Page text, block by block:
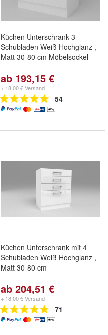
Küchen Unterschrank 3
Schubladen Weiß Hochglanz ,
Matt 30-80 cm Möbelsockel
ab 193,15 €
+ 18,00 € Versand
54
Küchen Unterschrank mit 4
Schubladen Weiß Hochglanz ,
Matt 30-80 cm
ab 204,51 €
+ 18,00 € Versand
71